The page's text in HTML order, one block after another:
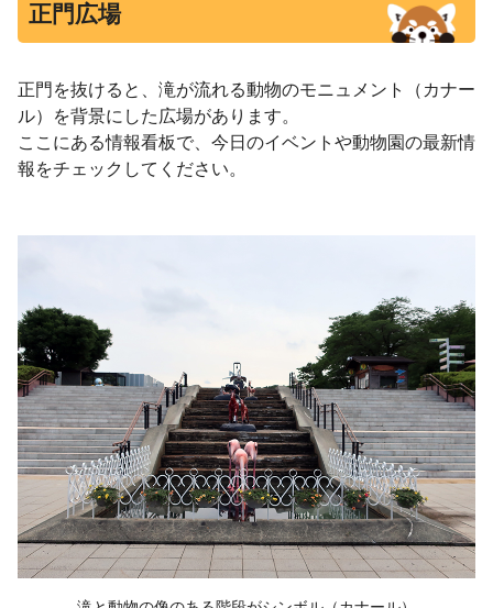
正門広場
正門を抜けると、滝が流れる動物のモニュメント（カナー
ル）を背景にした広場があります。
ここにある情報看板で、今日のイベントや動物園の最新情
報をチェックしてください。